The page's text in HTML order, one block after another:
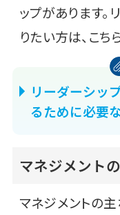
ップがあります。
りたい方は、こち
リーダーシッ
るために必要
マネジメント
マネジメントの主